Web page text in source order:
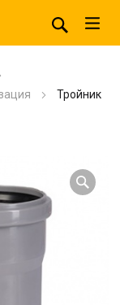
Тройник